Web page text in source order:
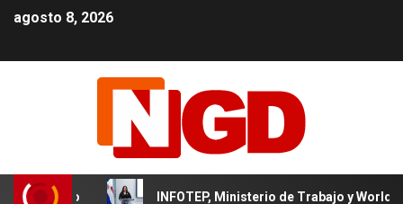
agosto 8, 2026
INFOTEP, Ministerio de Trabajo y World